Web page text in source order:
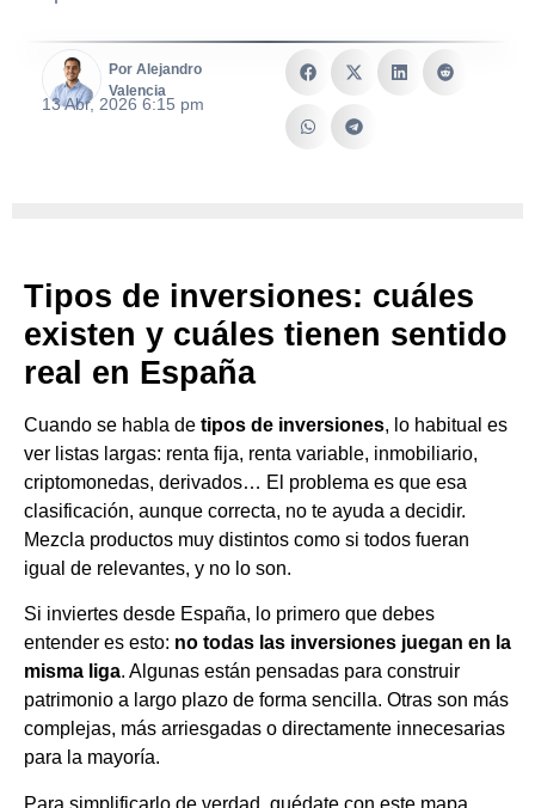
Por Alejandro
Valencia
13 Abr, 2026 6:15 pm
Tipos de inversiones: cuáles
existen y cuáles tienen sentido
real en España
Cuando se habla de tipos de inversiones, lo habitual es
ver listas largas: renta fija, renta variable, inmobiliario,
criptomonedas, derivados… El problema es que esa
clasificación, aunque correcta, no te ayuda a decidir.
Mezcla productos muy distintos como si todos fueran
igual de relevantes, y no lo son.
Si inviertes desde España, lo primero que debes
entender es esto: no todas las inversiones juegan en la
misma liga. Algunas están pensadas para construir
patrimonio a largo plazo de forma sencilla. Otras son más
complejas, más arriesgadas o directamente innecesarias
para la mayoría.
Para simplificarlo de verdad, quédate con este mapa